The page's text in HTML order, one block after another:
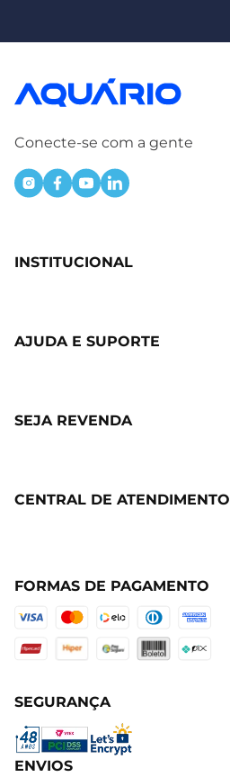
Conecte-se com a gente
INSTITUCIONAL
AJUDA E SUPORTE
SEJA REVENDA
CENTRAL DE ATENDIMENTO
FORMAS DE PAGAMENTO
SEGURANÇA
ENVIOS